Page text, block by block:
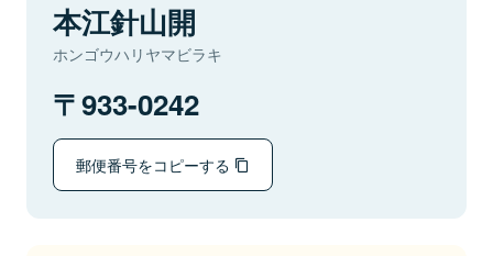
本江針山開
ホンゴウハリヤマビラキ
933-0242
郵便番号をコピーする